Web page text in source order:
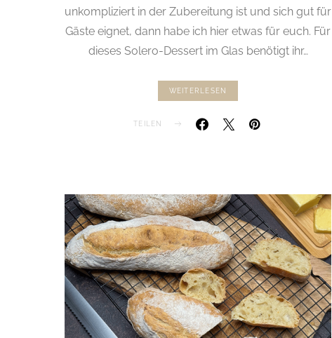
unkompliziert in der Zubereitung ist und sich gut für
Gäste eignet, dann habe ich hier etwas für euch. Für
dieses Solero-Dessert im Glas benötigt ihr…
WEITERLESEN
TEILEN